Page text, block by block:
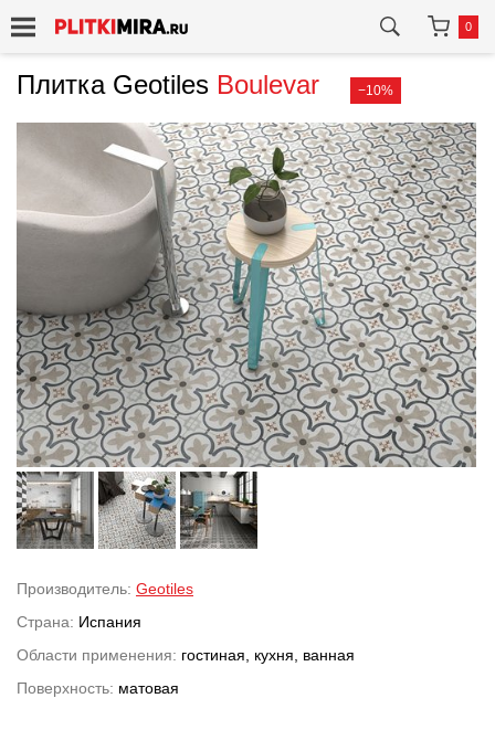
0
Плитка Geotiles Boulevar −10%
Производитель: Geotiles
Страна: Испания
Области применения: гостиная, кухня, ванная
Поверхность: матовая